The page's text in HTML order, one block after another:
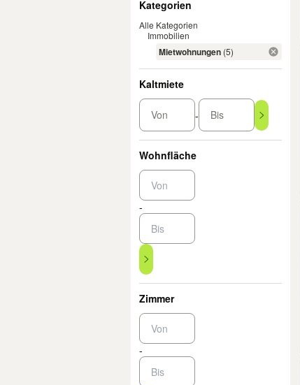
Kategorien
Alle Kategorien
Immobilien
Mietwohnungen (5)
Kaltmiete
Von - Bis
Wohnfläche
-
Zimmer
-